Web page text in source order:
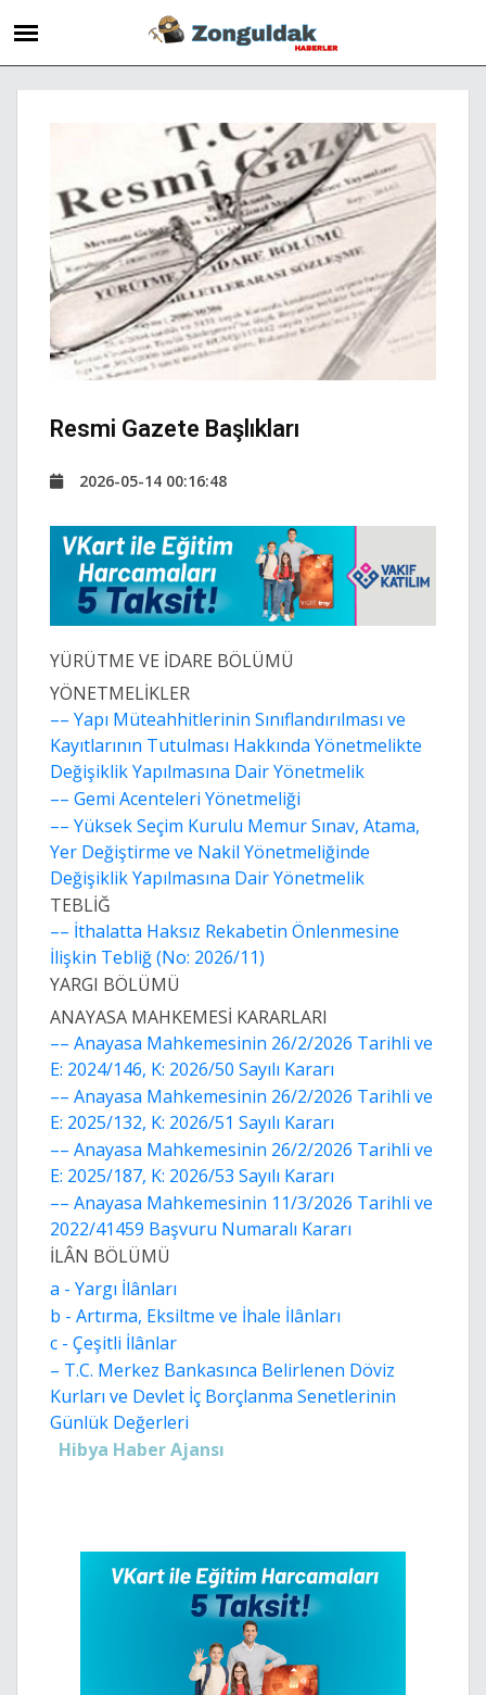
Resmi Gazete Başlıkları
2026-05-14 00:16:48
YÜRÜTME VE İDARE BÖLÜMÜ
YÖNETMELİKLER
–– Yapı Müteahhitlerinin Sınıflandırılması ve
Kayıtlarının Tutulması Hakkında Yönetmelikte
Değişiklik Yapılmasına Dair Yönetmelik
–– Gemi Acenteleri Yönetmeliği
–– Yüksek Seçim Kurulu Memur Sınav, Atama,
Yer Değiştirme ve Nakil Yönetmeliğinde
Değişiklik Yapılmasına Dair Yönetmelik
TEBLİĞ
–– İthalatta Haksız Rekabetin Önlenmesine
İlişkin Tebliğ (No: 2026/11)
YARGI BÖLÜMÜ
ANAYASA MAHKEMESİ KARARLARI
–– Anayasa Mahkemesinin 26/2/2026 Tarihli ve
E: 2024/146, K: 2026/50 Sayılı Kararı
–– Anayasa Mahkemesinin 26/2/2026 Tarihli ve
E: 2025/132, K: 2026/51 Sayılı Kararı
–– Anayasa Mahkemesinin 26/2/2026 Tarihli ve
E: 2025/187, K: 2026/53 Sayılı Kararı
–– Anayasa Mahkemesinin 11/3/2026 Tarihli ve
2022/41459 Başvuru Numaralı Kararı
İLÂN BÖLÜMÜ
a - Yargı İlânları
b - Artırma, Eksiltme ve İhale İlânları
c - Çeşitli İlânlar
– T.C. Merkez Bankasınca Belirlenen Döviz
Kurları ve Devlet İç Borçlanma Senetlerinin
Günlük Değerleri
Hibya Haber Ajansı